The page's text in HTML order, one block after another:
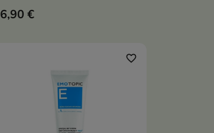
oraz przywracać skórze miękkość
6,90 €
favorite_border